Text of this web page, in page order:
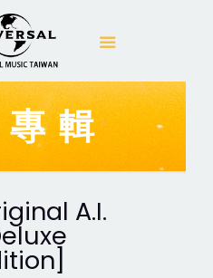
輯
A.I.